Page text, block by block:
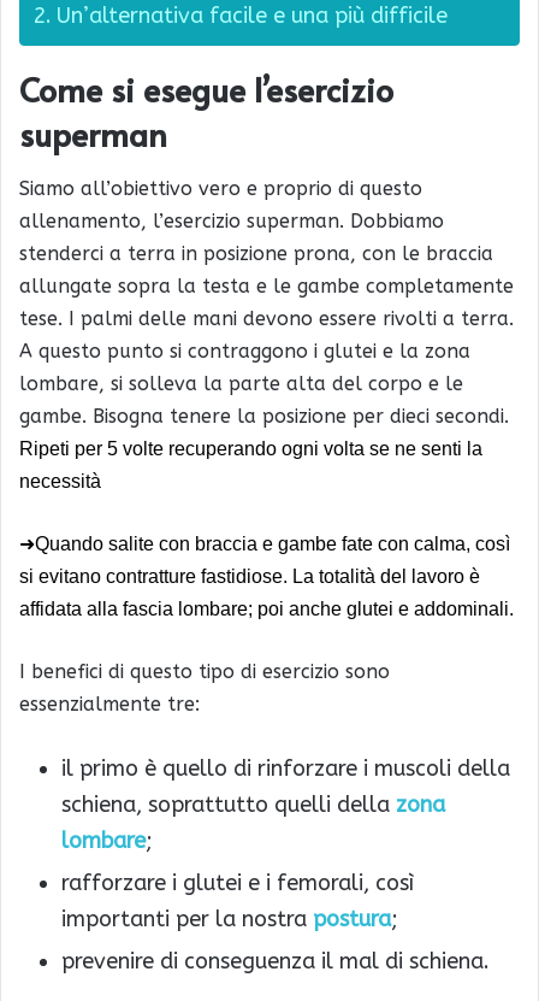
Un’alternativa facile e una più difficile
Come si esegue l’esercizio
superman
Siamo all’obiettivo vero e proprio di questo
allenamento, l’esercizio superman. Dobbiamo
stenderci a terra in posizione prona, con le braccia
allungate sopra la testa e le gambe completamente
tese. I palmi delle mani devono essere rivolti a terra.
A questo punto si contraggono i glutei e la zona
lombare, si solleva la parte alta del corpo e le
gambe. Bisogna tenere la posizione per dieci secondi.
Ripeti per 5 volte recuperando ogni volta se ne senti la
necessità
➜Quando salite con braccia e gambe fate con calma, così
si evitano contratture fastidiose. La totalità del lavoro è
affidata alla fascia lombare; poi anche glutei e addominali.
I benefici di questo tipo di esercizio sono
essenzialmente tre:
il primo è quello di rinforzare i muscoli della
schiena, soprattutto quelli della zona
lombare;
rafforzare i glutei e i femorali, così
importanti per la nostra postura;
prevenire di conseguenza il mal di schiena.